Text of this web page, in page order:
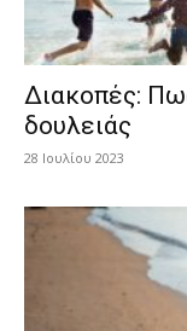
Διακοπές:
δουλειάς
28 Ιουλίου 2023